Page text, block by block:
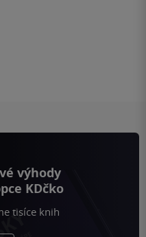
výhody
KDčko
tisíce knih